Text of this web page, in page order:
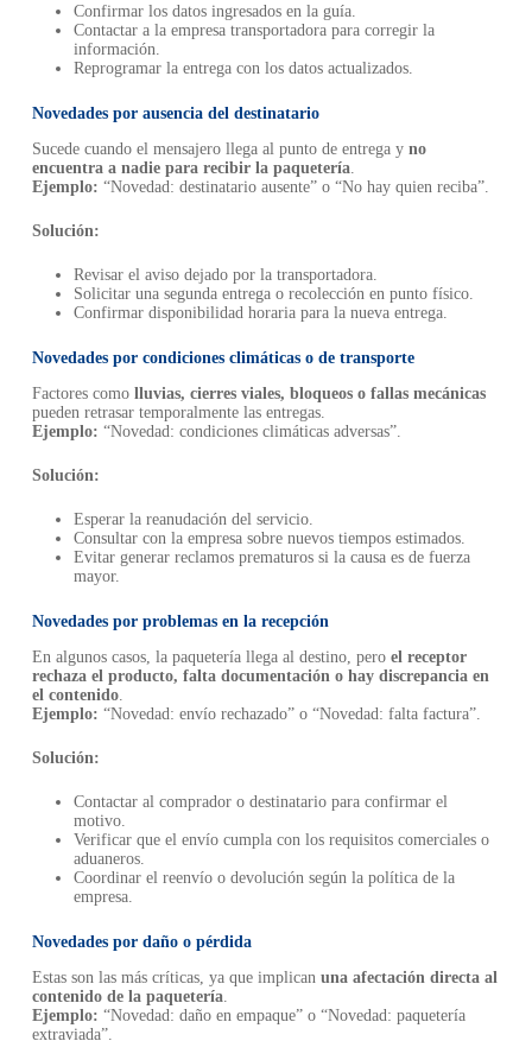
Confirmar los datos ingresados en la guía.
Contactar a la empresa transportadora para corregir la
información.
Reprogramar la entrega con los datos actualizados.
Novedades por ausencia del destinatario
Sucede cuando el mensajero llega al punto de entrega y no
encuentra a nadie para recibir la paquetería
Ejemplo: “Novedad: destinatario ausente” o “No hay quien reciba”.
Solución:
Revisar el aviso dejado por la transportadora.
Solicitar una segunda entrega o recolección en punto físico.
Confirmar disponibilidad horaria para la nueva entrega.
Novedades por condiciones climáticas o de transporte
Factores como lluvias, cierres viales, bloqueos o fallas mecánicas
pueden retrasar temporalmente las entregas.
Ejemplo: “Novedad: condiciones climáticas adversas”.
Solución:
Esperar la reanudación del servicio.
Consultar con la empresa sobre nuevos tiempos estimados.
Evitar generar reclamos prematuros si la causa es de fuerza
mayor.
Novedades por problemas en la recepción
En algunos casos, la paquetería llega al destino, pero el receptor
rechaza el producto, falta documentación o hay discrepancia en
el contenido.
Ejemplo: “Novedad: envío rechazado” o “Novedad: falta factura”.
Solución:
Contactar al comprador o destinatario para confirmar el
motivo.
Verificar que el envío cumpla con los requisitos comerciales o
aduaneros.
Coordinar el reenvío o devolución según la política de la
empresa.
Novedades por daño o pérdida
Estas son las más críticas, ya que implican una afectación directa al
contenido de la paquetería.
Ejemplo: “Novedad: daño en empaque” o “Novedad: paquetería
extraviada”.